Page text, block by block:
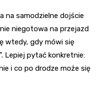
na samodzielne dojście
niegotowa na przejazd
wtedy, gdy mówi się
Lepiej pytać konkretnie:
i co po drodze może się